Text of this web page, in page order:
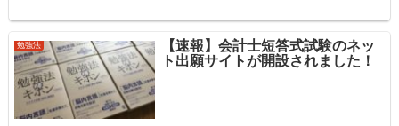
勉強法
【速報】会計士短答式試験のネッ
ト出願サイトが開設されました！